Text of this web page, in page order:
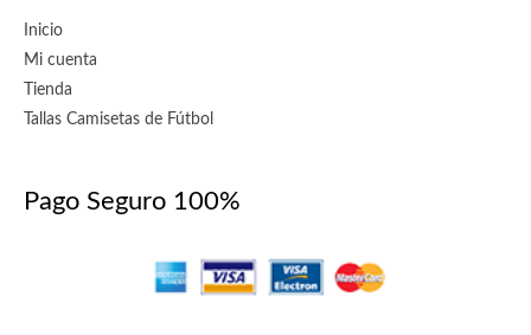
Inicio
Mi cuenta
Tienda
Tallas Camisetas de Fútbol
Pago Seguro 100%